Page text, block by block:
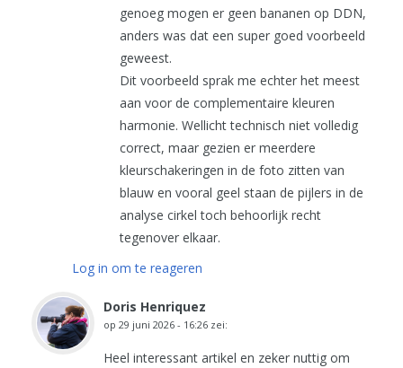
genoeg mogen er geen bananen op DDN,
anders was dat een super goed voorbeeld
geweest.
Dit voorbeeld sprak me echter het meest
aan voor de complementaire kleuren
harmonie. Wellicht technisch niet volledig
correct, maar gezien er meerdere
kleurschakeringen in de foto zitten van
blauw en vooral geel staan de pijlers in de
analyse cirkel toch behoorlijk recht
tegenover elkaar.
Log in om te reageren
Doris Henriquez
op 29 juni 2026 - 16:26 zei:
Heel interessant artikel en zeker nuttig om